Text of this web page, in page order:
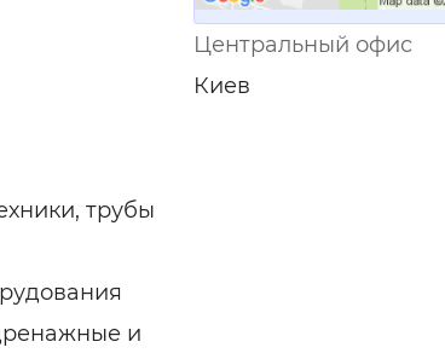
трубы
и
Центральный офис
Киев